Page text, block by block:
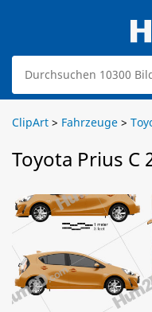
ClipArt > Fahrzeuge >
Toyota Prius C